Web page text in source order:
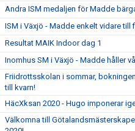
Andra ISM medaljen för Madde
ISM i Växjö - Madde enkelt vidare till
Resultat MAIK Indoor dag 1
Inomhus SM i Växjö - Madde håller
Friidrottsskolan i sommar,
till kvarn!
HäcXksan 2020 - Hugo imponerar
Välkomna till